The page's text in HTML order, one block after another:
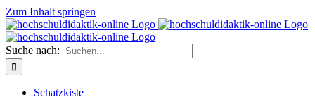
Zum Inhalt springen
Suche nach:
Schatzkiste